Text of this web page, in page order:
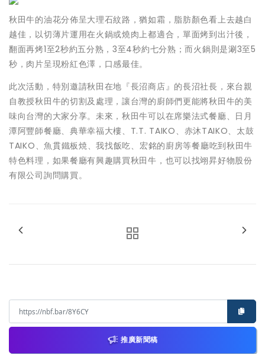
秋田牛的油花分佈呈大理石紋路，猶如霜，脂肪顏色看上去越白
越佳，以切薄片運用在火鍋或燒肉上都適合，單面烤到出汁後，
翻面再烤1至2秒約五分熟，3至4秒約七分熟；而火鍋則是涮3至5
秒，肉片呈現粉紅色澤，口感最佳。
此次活動，特別邀請秋田在地『長沼商店』的長沼社長，來台親
自教授秋田牛的切割及處理，讓台灣的廚師們更能將秋田牛的美
味向台灣的大家分享。未來，秋田牛可以在席樂法式餐廳、日月
潭阿豐師餐廳、典華幸福大樓、T.T. TAIKO、赤沐TAIKO、太鼓
TAIKO、魚貫鐵板焼、我找飯吃、宏銘的廚房等餐廳吃到秋田牛
特色料理，如果餐廳有興趣購買秋田牛，也可以找翊昇好物股份
有限公司詢問購買。
推廣新聞稿